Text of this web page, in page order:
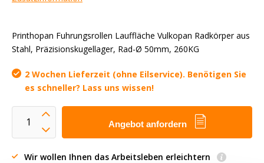
Printhopan Fuhrungsrollen Lauffläche Vulkopan Radkörper aus
Stahl, Präzisionskugellager, Rad-Ø 50mm, 260KG
2 Wochen Lieferzeit (ohne Eilservice). Benötigen Sie
es schneller? Lass uns wissen!
Angebot anfordern
Wir wollen Ihnen das Arbeitsleben erleichtern